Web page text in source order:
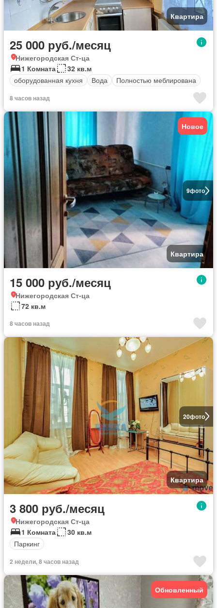
Квартира
25 000 руб./месяц
Нижегородская Ст-ца
1 Комната
32 кв.м
оборудованная кухня
Вода Полностью меблирована
8 часов назад
9фото
Новое
Квартира
15 000 руб./месяц
Нижегородская Ст-ца
72 кв.м
8 часов назад
20фото
Квартира
3 800 руб./месяц
Нижегородская Ст-ца
1 Комната
30 кв.м
Паркинг
2 недели, 8 часов назад
Обновленный